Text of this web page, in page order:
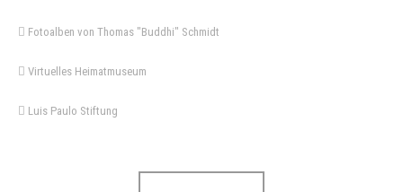
Fotoalben von Thomas "Buddhi" Schmidt
Virtuelles Heimatmuseum
Luis Paulo Stiftung